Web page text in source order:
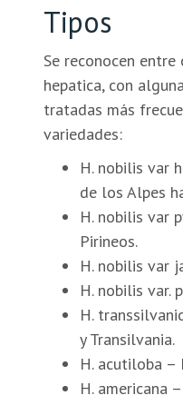
Tipos
Se reconocen
hepatica, con
tratadas más
variedades:
H. nobilis var
de los Alpes
H. nobilis var
Pirineos.
H. nobilis var
H. nobilis var.
H.
y Transilvania.
H. acutiloba –
H. americana